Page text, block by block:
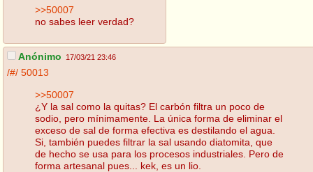
>>50007
no sabes leer verdad?
Anónimo 17/03/21 23:46
/#/ 50013
>>50007
¿Y la sal como la quitas? El carbón filtra un poco de
sodio, pero mínimamente. La única forma de eliminar el
exceso de sal de forma efectiva es destilando el agua.
Si, también puedes filtrar la sal usando diatomita, que
de hecho se usa para los procesos industriales. Pero de
forma artesanal pues... kek, es un lio.